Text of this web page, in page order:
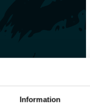
Information
order by email: